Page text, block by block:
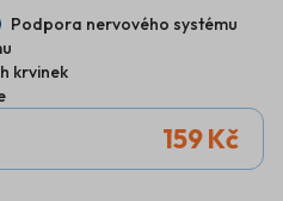
Podpora nervového systému
krvinek
159 Kč